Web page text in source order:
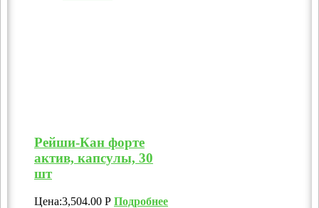
Рейши-Кан форте
актив, капсулы, 30
шт
Цена:3,504.00 Р Подробнее